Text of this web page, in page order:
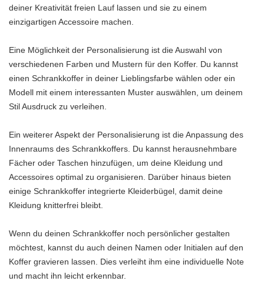
deiner Kreativität freien Lauf lassen und sie zu einem
einzigartigen Accessoire machen.
Eine Möglichkeit der Personalisierung ist die Auswahl von
verschiedenen Farben und Mustern für den Koffer. Du kannst
einen Schrankkoffer in deiner Lieblingsfarbe wählen oder ein
Modell mit einem interessanten Muster auswählen, um deinem
Stil Ausdruck zu verleihen.
Ein weiterer Aspekt der Personalisierung ist die Anpassung des
Innenraums des Schrankkoffers. Du kannst herausnehmbare
Fächer oder Taschen hinzufügen, um deine Kleidung und
Accessoires optimal zu organisieren. Darüber hinaus bieten
einige Schrankkoffer integrierte Kleiderbügel, damit deine
Kleidung knitterfrei bleibt.
Wenn du deinen Schrankkoffer noch persönlicher gestalten
möchtest, kannst du auch deinen Namen oder Initialen auf den
Koffer gravieren lassen. Dies verleiht ihm eine individuelle Note
und macht ihn leicht erkennbar.